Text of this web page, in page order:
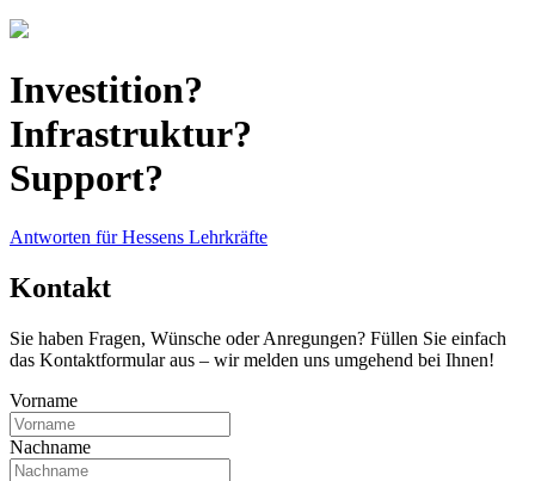
Investition?
Infrastruktur?
Support?
Antworten für Hessens Lehrkräfte
Kontakt
Sie haben Fragen, Wünsche oder Anregungen? Füllen Sie einfach
das Kontaktformular aus – wir melden uns umgehend bei Ihnen!
Vorname
Nachname